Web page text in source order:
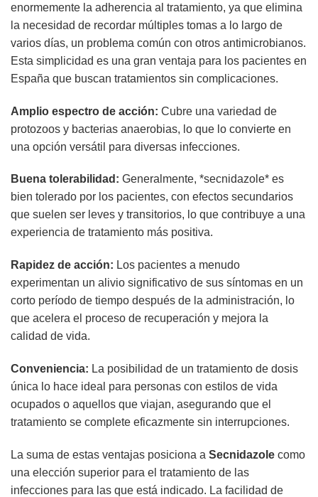
enormemente la adherencia al tratamiento, ya que elimina
la necesidad de recordar múltiples tomas a lo largo de
varios días, un problema común con otros antimicrobianos.
Esta simplicidad es una gran ventaja para los pacientes en
España que buscan tratamientos sin complicaciones.
Amplio espectro de acción: Cubre una variedad de
protozoos y bacterias anaerobias, lo que lo convierte en
una opción versátil para diversas infecciones.
Buena tolerabilidad: Generalmente, *secnidazole* es
bien tolerado por los pacientes, con efectos secundarios
que suelen ser leves y transitorios, lo que contribuye a una
experiencia de tratamiento más positiva.
Rapidez de acción: Los pacientes a menudo
experimentan un alivio significativo de sus síntomas en un
corto período de tiempo después de la administración, lo
que acelera el proceso de recuperación y mejora la
calidad de vida.
Conveniencia: La posibilidad de un tratamiento de dosis
única lo hace ideal para personas con estilos de vida
ocupados o aquellos que viajan, asegurando que el
tratamiento se complete eficazmente sin interrupciones.
La suma de estas ventajas posiciona a Secnidazole como
una elección superior para el tratamiento de las
infecciones para las que está indicado. La facilidad de